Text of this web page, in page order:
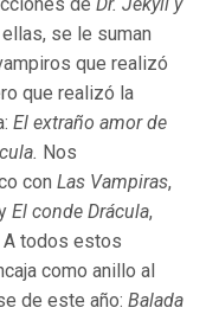
se le suman
que realizó
que realizó la
El extraño amor de
Nos
con Las Vampiras,
El conde Drácula,
A todos estos
como anillo al
de este año: Balada